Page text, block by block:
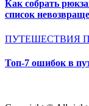
Как собрать
список
ПУТЕШЕСТВИЯ
Топ-7 ошибок в